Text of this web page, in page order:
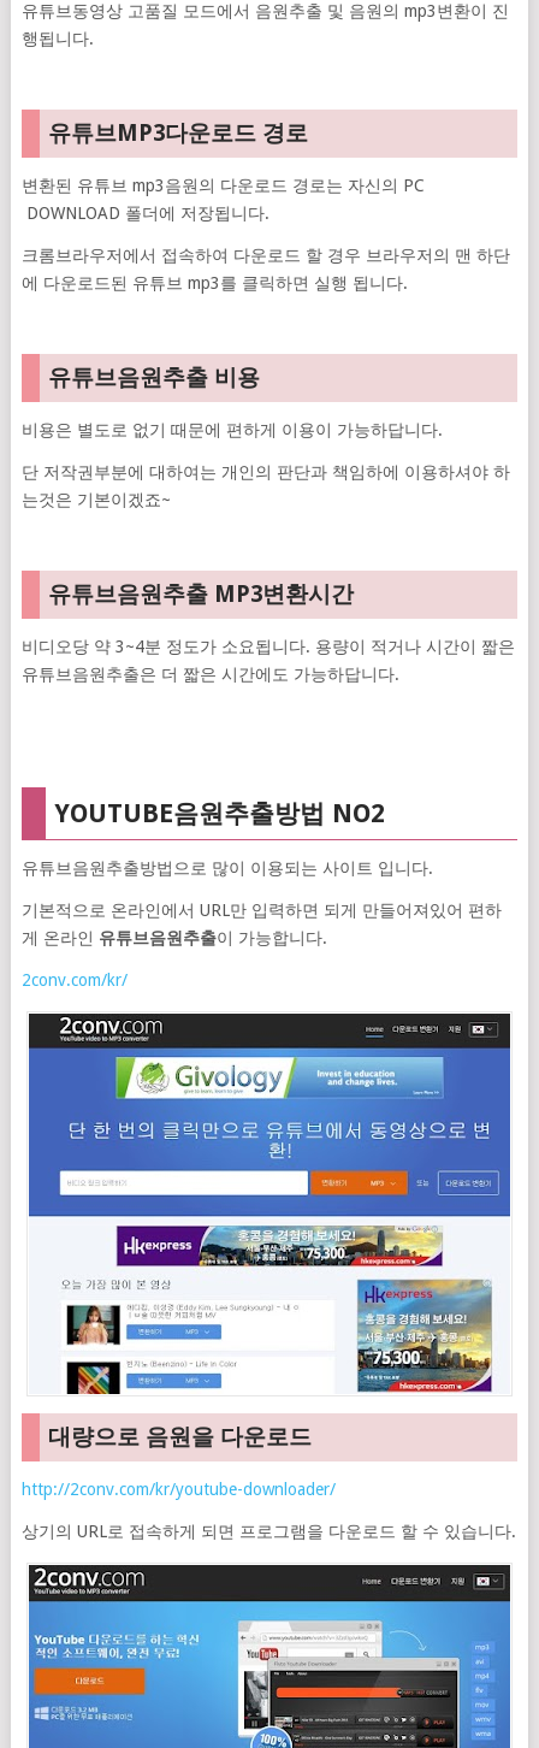
유튜브동영상 고품질 모드에서 음원추출 및 음원의 mp3변환이 진
행됩니다.
유튜브MP3다운로드 경로
변환된 유튜브 mp3음원의 다운로드 경로는 자신의 PC
DOWNLOAD 폴더에 저장됩니다.
크롬브라우저에서 접속하여 다운로드 할 경우 브라우저의 맨 하단
에 다운로드된 유튜브 mp3를 클릭하면 실행 됩니다.
유튜브음원추출 비용
비용은 별도로 없기 때문에 편하게 이용이 가능하답니다.
단 저작권부분에 대하여는 개인의 판단과 책임하에 이용하셔야 하
는것은 기본이겠죠~
유튜브음원추출 MP3변환시간
비디오당 약 3~4분 정도가 소요됩니다. 용량이 적거나 시간이 짧은
유튜브음원추출은 더 짧은 시간에도 가능하답니다.
YOUTUBE음원추출방법 NO2
유튜브음원추출방법으로 많이 이용되는 사이트 입니다.
기본적으로 온라인에서 URL만 입력하면 되게 만들어져있어 편하
게 온라인 유튜브음원추출이 가능합니다.
2conv.com/kr/
대량으로 음원을 다운로드
http://2conv.com/kr/youtube-downloader/
상기의 URL로 접속하게 되면 프로그램을 다운로드 할 수 있습니다.